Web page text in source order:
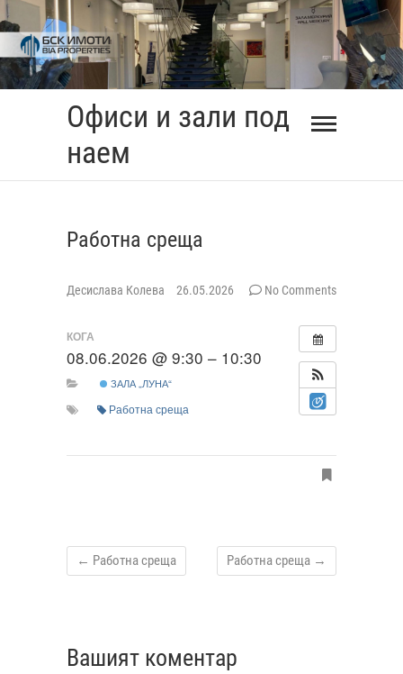
Skip
to
content
Офиси и зали под
наем
Работна среща
Десислава Колева 26.05.2026 No Comments
КОГА
08.06.2026 @ 9:30 – 10:30
ЗАЛА „ЛУНА“
Работна среща
← Работна среща Работна среща →
Вашият коментар